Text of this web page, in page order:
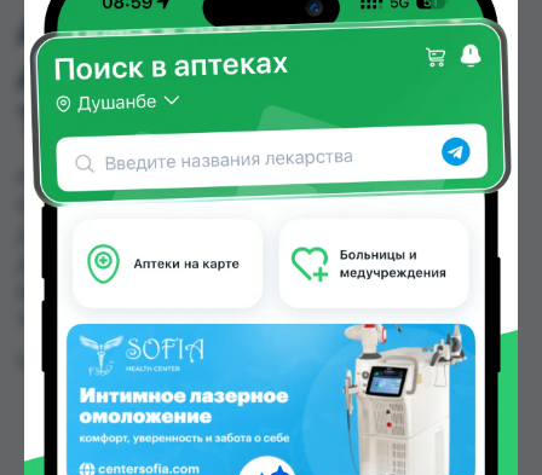
AMLODIPIN BESILAT
ABZ 10 MG
TABLETTEN100 ST.
AMLODIPIN BESILAT ABZ 10 MG TABLETTEN100
ST. можно купить или заказать в аптеках,
Дорухона Олмони №3 по цене от 40.00 TJS до
Таджикистана
Цена: от40.00 TJS